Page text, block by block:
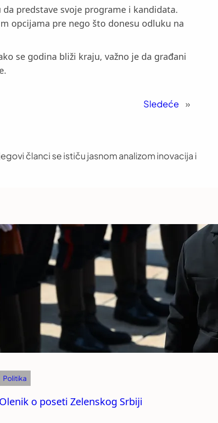
predstave svoje programe i kandidata.
opcijama pre nego što donesu odluku na
se godina bliži kraju, važno je da građani
Sledeće »
članci se ističu jasnom analizom inovacija i
Politika
Olenik o poseti Zelenskog Srbiji